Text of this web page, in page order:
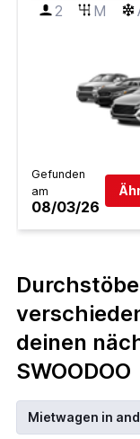
2
M
Gefunden
am
08/03/26
deinen
SWOODOO
Mietwagen in